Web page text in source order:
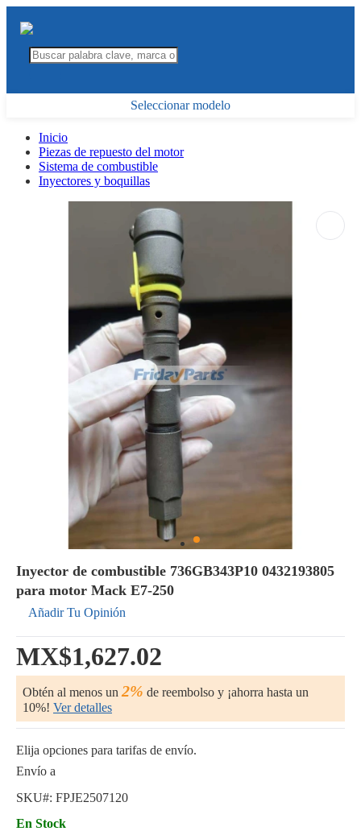
Seleccionar modelo
Inicio
Piezas de repuesto del motor
Sistema de combustible
Inyectores y boquillas
Inyector de combustible 736GB343P10 0432193805
para motor Mack E7-250
Añadir Tu Opinión
MX$1,627.02
Obtén al menos un 2% de reembolso y ¡ahorra hasta un
10%! Ver detalles
Elija opciones para tarifas de envío.
Envío a
SKU#: FPJE2507120
En Stock